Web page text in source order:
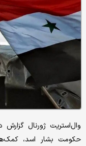
وال‌استریت ژورنال گزارش
حکومت بشار اسد،